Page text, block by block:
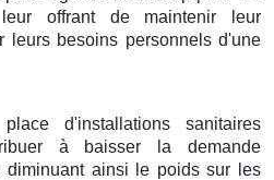
leur offrant de maintenir leur
leurs besoins personnels d'une
d'installations sanitaires
à baisser la demande
diminuant ainsi le poids sur les